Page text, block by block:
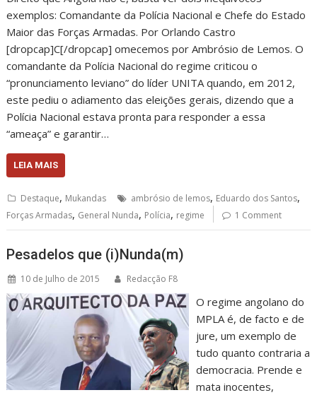
exemplos: Comandante da Polícia Nacional e Chefe do Estado
Maior das Forças Armadas. Por Orlando Castro
[dropcap]C[/dropcap] omecemos por Ambrósio de Lemos. O
comandante da Polícia Nacional do regime criticou o
“pronunciamento leviano” do líder UNITA quando, em 2012,
este pediu o adiamento das eleições gerais, dizendo que a
Polícia Nacional estava pronta para responder a essa
“ameaça” e garantir…
LEIA MAIS
Destaque, Mukandas ambrósio de lemos, Eduardo dos Santos,
Forças Armadas, General Nunda, Polícia, regime 1 Comment
Pesadelos que (i)Nunda(m)
10 de Julho de 2015 Redacção F8
O regime angolano do
MPLA é, de facto e de
jure, um exemplo de
tudo quanto contraria a
democracia. Prende e
mata inocentes,